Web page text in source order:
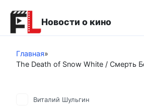
контенту
Новости о кино
Главная»
The Death of Snow White / Смерть
Виталий Шульгин